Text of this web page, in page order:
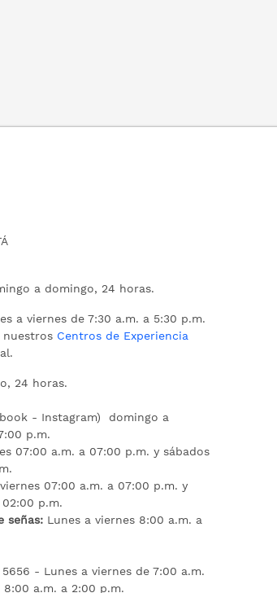
a domingo, 24 horas.
a viernes de 7:30 a.m. a 5:30 p.m.
nuestros Centros de Experiencia
24 horas.
- Instagram) domingo a
p.m.
07:00 a.m. a 07:00 p.m. y sábados
07:00 a.m. a 07:00 p.m. y
p.m.
señas: Lunes a viernes 8:00 a.m. a
5656 - Lunes a viernes de 7:00 a.m.
8:00 a.m. a 2:00 p.m.